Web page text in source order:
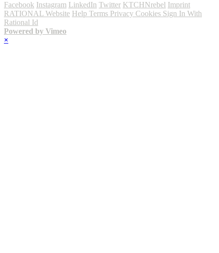
Facebook Instagram LinkedIn Twitter KTCHNrebel Imprint
RATIONAL Website Help Terms Privacy Cookies Sign In With
Rational Id
Powered by Vimeo
×